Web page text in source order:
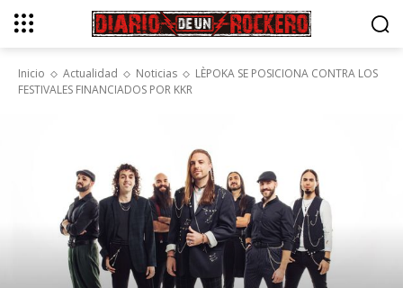
Inicio Actualidad Noticias
LÈPOKA SE POSICIONA CONTRA LOS
FESTIVALES FINANCIADOS POR KKR